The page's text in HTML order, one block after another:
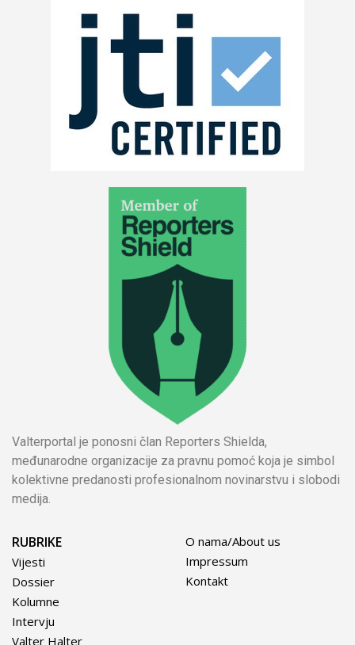
Valterportal je ponosni član Reporters Shielda,
međunarodne organizacije za pravnu pomoć koja je simbol
kolektivne predanosti profesionalnom novinarstvu i slobodi
medija.
RUBRIKE
Vijesti
Dossier
Kolumne
Intervju
Valter Halter
O nama/About us
Impressum
Kontakt